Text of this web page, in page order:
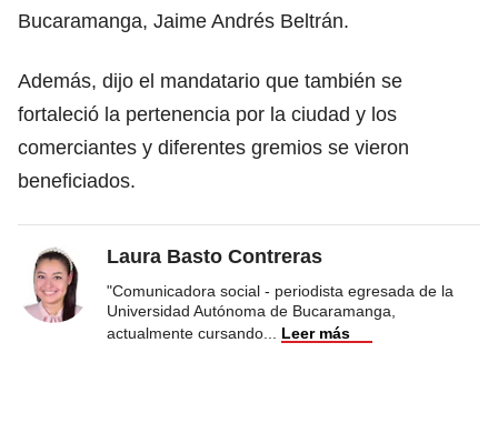
Bucaramanga, Jaime Andrés Beltrán.
Además, dijo el mandatario que también se
fortaleció la pertenencia por la ciudad y los
comerciantes y diferentes gremios se vieron
beneficiados.
Laura Basto Contreras
"Comunicadora social - periodista egresada de la
Universidad Autónoma de Bucaramanga,
actualmente cursando
Leer más